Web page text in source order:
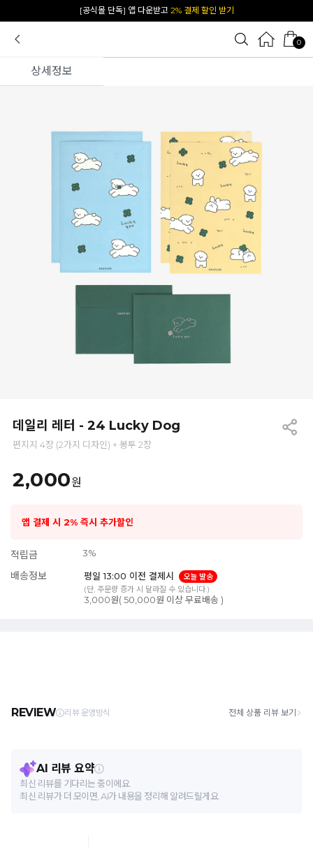
카카오 플친 추가하면1천원 즉시 할인 쿠폰
0
상세정보
데일리 레터 - 24 Lucky Dog
편지지 4장 (2가지 디자인) + 봉투 2장
2,000원
앱 결제 시 2% 즉시 추가할인
적립금 3%
배송정보 평일 13:00 이전 결제시
오늘 발송
(단, 주문량 증가 시 달라질 수 있습니다.)
3,000원( 50,000원 이상 무료배송 )